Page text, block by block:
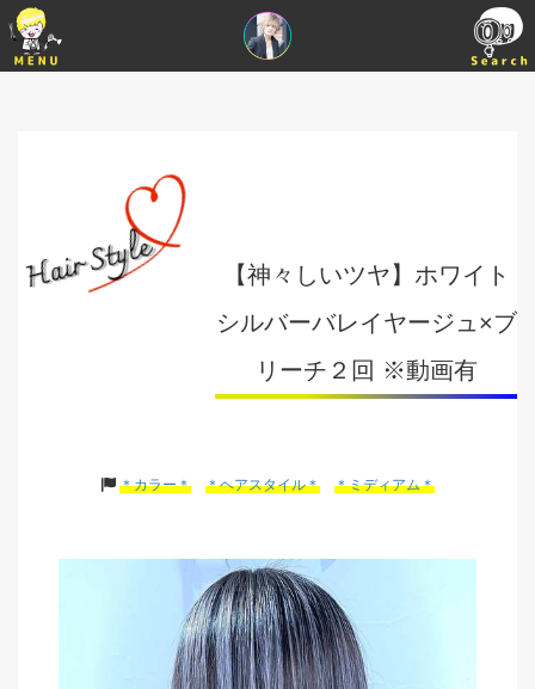
【神々しいツヤ】ホワイト
シルバーバレイヤージュ×ブ
リーチ２回 ※動画有
＊カラー＊ ＊ヘアスタイル＊ ＊ミディアム＊